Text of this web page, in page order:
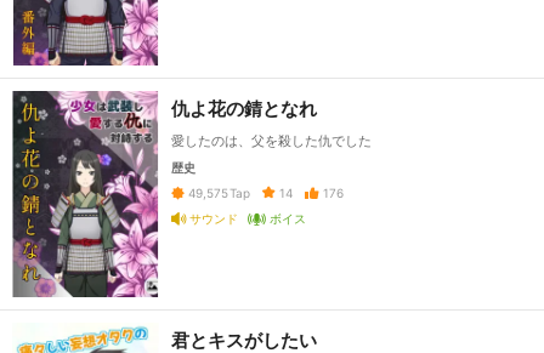
仇よ花の錆となれ
愛したのは、父を殺した仇でした
歴史
49,575Tap 14
176
サウンド
ボイス
君とキスがしたい